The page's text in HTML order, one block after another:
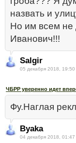
назвать и
Но им всем не
Иванович!!!
Salgir
05 декабря 2018, 19:50
ЧБРР уверенно идет
Фу.Наглая
Byaka
04 декабря 2018, 01:47